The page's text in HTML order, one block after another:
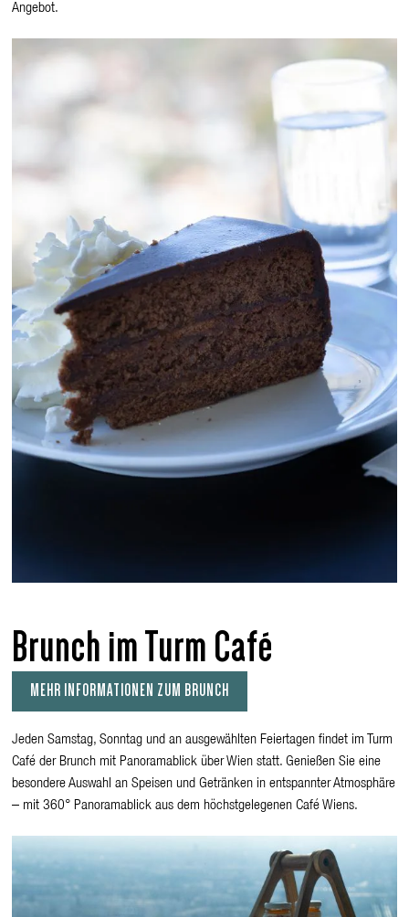
Angebot.
Brunch im Turm Café
Jeden Samstag, Sonntag und an ausgewählten Feiertagen findet im Turm
Café der Brunch mit Panoramablick über Wien statt. Genießen Sie eine
besondere Auswahl an Speisen und Getränken in entspannter Atmosphäre
– mit 360° Panoramablick aus dem höchstgelegenen Café Wiens.
MEHR INFORMATIONEN ZUM BRUNCH